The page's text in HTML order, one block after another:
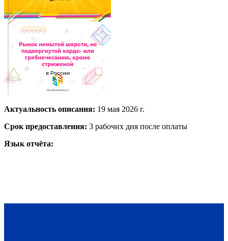
Актуальность описания: 19 мая 2026 г.
Срок предоставления: 3 рабочих дня после оплаты
Язык отчёта: